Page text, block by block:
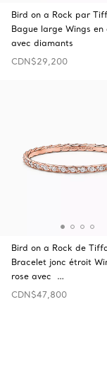
Bird on a Rock par
Bague large Wings en
avec diamants
CDN$29,200
Bird on a Rock de
Bracelet jonc étroit
rose avec …
CDN$47,800